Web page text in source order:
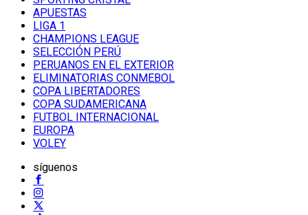
APUESTAS
LIGA 1
CHAMPIONS LEAGUE
SELECCIÓN PERÚ
PERUANOS EN EL EXTERIOR
ELIMINATORIAS CONMEBOL
COPA LIBERTADORES
COPA SUDAMERICANA
FUTBOL INTERNACIONAL
EUROPA
VOLEY
síguenos